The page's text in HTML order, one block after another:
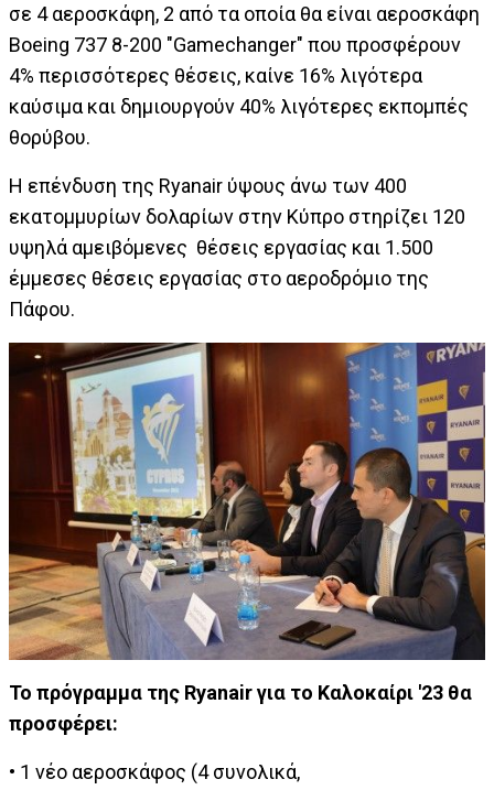
σε 4 αεροσκάφη, 2 από τα οποία θα είναι αεροσκάφη
Boeing 737 8-200 "Gamechanger" που προσφέρουν
4% περισσότερες θέσεις, καίνε 16% λιγότερα
καύσιμα και δημιουργούν 40% λιγότερες εκπομπές
θορύβου.
Η επένδυση της Ryanair ύψους άνω των 400
εκατομμυρίων δολαρίων στην Κύπρο στηρίζει 120
υψηλά αμειβόμενες θέσεις εργασίας και 1.500
έμμεσες θέσεις εργασίας στο αεροδρόμιο της
Πάφου.
Το πρόγραμμα της Ryanair για το Καλοκαίρι '23 θα
προσφέρει:
• 1 νέο αεροσκάφος (4 συνολικά,